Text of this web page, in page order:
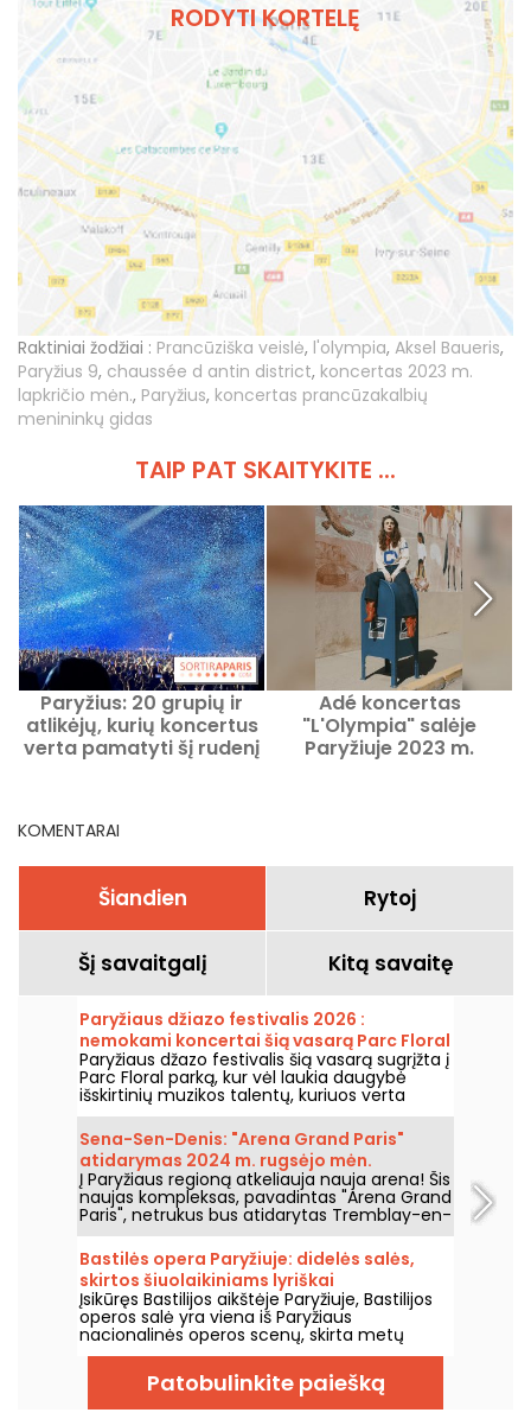
RODYTI KORTELĘ
Raktiniai žodžiai : Prancūziška veislė, l'olympia, Aksel Baueris,
Paryžius 9, chaussée d antin district, koncertas 2023 m.
lapkričio mėn., Paryžius, koncertas prancūzakalbių
menininkų gidas
TAIP PAT SKAITYKITE ...
Paryžius: 20 grupių ir
atlikėjų, kurių koncertus
verta pamatyti šį rudenį
Adé koncertas
"L'Olympia" salėje
Paryžiuje 2023 m.
KOMENTARAI
Šiandien Rytoj
Šį savaitgalį Kitą savaitę
Paryžiaus džiazo festivalis 2026 :
nemokami koncertai šią vasarą Parc Floral
grįžta, programa
Paryžiaus džazo festivalis šią vasarą sugrįžta į
Parc Floral parką, kur vėl laukia daugybė
išskirtinių muzikos talentų, kuriuos verta
pamatyti ir išgirsti įspūdingo kaimo ramybės
fone. Štai nemokamų koncertų programa,
kurią kviečiame atrasti nuo 2026 m. birželio
24 d. iki 2026 m. rugsėjo 6 d.
Sena-Sen-Denis: "Arena Grand Paris"
atidarymas 2024 m. rugsėjo mėn.
Į Paryžiaus regioną atkeliauja nauja arena! Šis
naujas kompleksas, pavadintas "Arena Grand
Paris", netrukus bus atidarytas Tremblay-en-
France, Seine-Saint-Denis, ir turės dvi 7000 ir
2000 vietų sales. Mes jums viską apie tai
papasakosime.
Bastilės opera Paryžiuje: didelės salės,
skirtos šiuolaikiniams lyriškai
spektakliams
Įsikūręs Bastilijos aikštėje Paryžiuje, Bastilijos
operos salė yra viena iš Paryžiaus
nacionalinės operos scenų, skirta metų
bėgyje rengti operas ir baletus. Atidaryta
1989 metais, ši šiuolaikinė architektūros
erdvė pritraukia plačią auditoriją ir tampa
svarbiu tašku, kur sužinoti apie šalies lyriškus
Patobulinkite paiešką